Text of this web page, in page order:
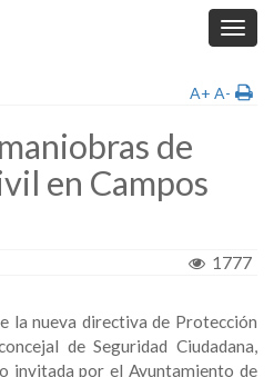
A+ A-
de
en Campos
1777
la nueva directiva de Protección
de Seguridad Ciudadana,
invitada por el Ayuntamiento de